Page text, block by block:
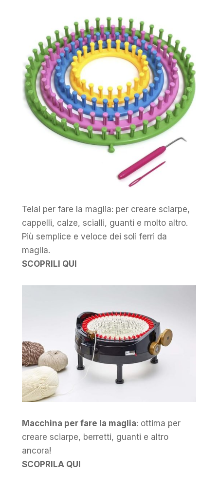
Telai per fare la maglia: per creare sciarpe,
cappelli, calze, scialli, guanti e molto altro.
Più semplice e veloce dei soli ferri da
maglia.
SCOPRILI QUI
Macchina per fare la maglia: ottima per
creare sciarpe, berretti, guanti e altro
ancora!
SCOPRILA QUI